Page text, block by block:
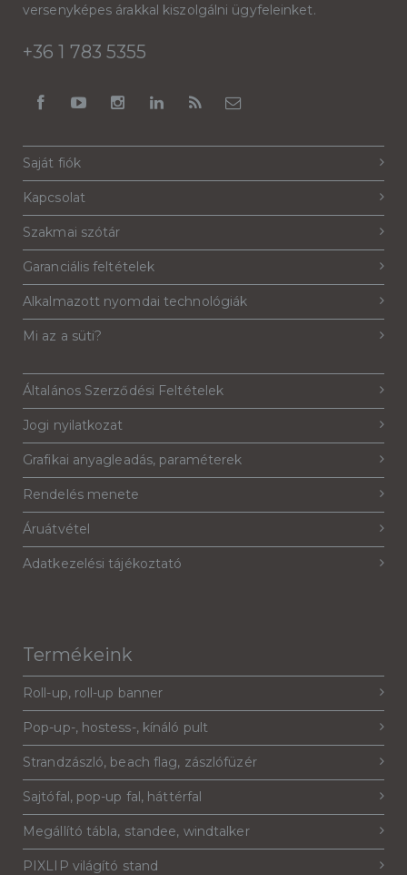
versenyképes árakkal kiszolgálni ügyfeleinket.
+36 1 783 5355
Saját fiók
Kapcsolat
Szakmai szótár
Garanciális feltételek
Alkalmazott nyomdai technológiák
Mi az a süti?
Általános Szerződési Feltételek
Jogi nyilatkozat
Grafikai anyagleadás, paraméterek
Rendelés menete
Áruátvétel
Adatkezelési tájékoztató
Termékeink
Roll-up, roll-up banner
Pop-up-, hostess-, kínáló pult
Strandzászló, beach flag, zászlófüzér
Sajtófal, pop-up fal, háttérfal
Megállító tábla, standee, windtalker
PIXLIP világító stand